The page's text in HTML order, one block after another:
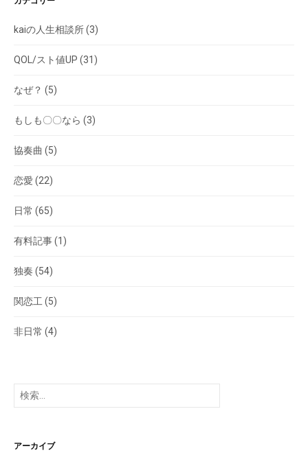
kaiの人生相談所(3)
QOL/スト値UP (31)
なぜ？ (5)
もしも〇〇なら (3)
協奏曲 (5)
恋愛 (22)
日常 (65)
有料記事(1)
独奏 (54)
関恋工 (5)
非日常 (4)
検
索:
アーカイブ